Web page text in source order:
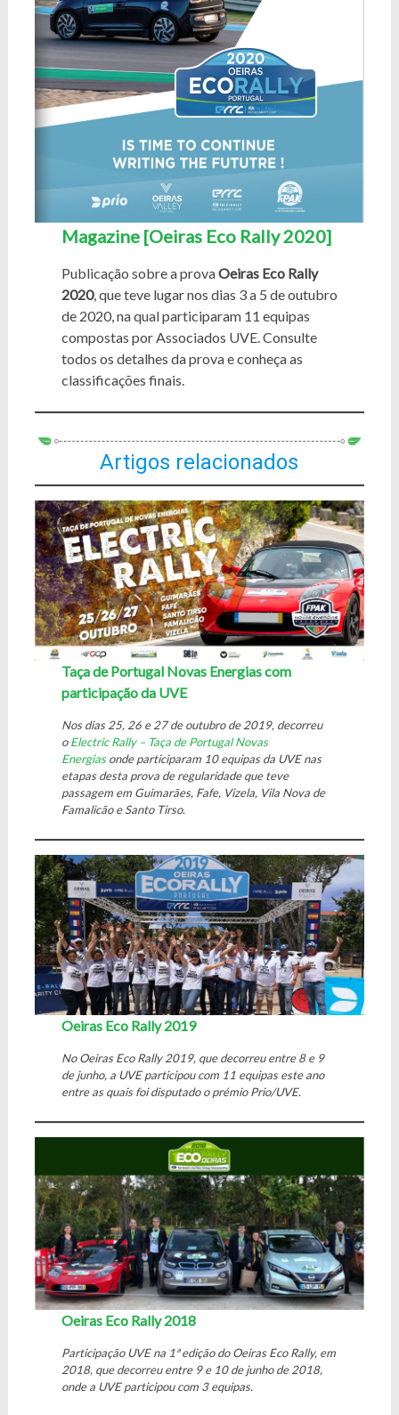
Magazine [Oeiras Eco Rally 2020]
Publicação sobre a provaOeiras Eco Rally
2020, que teve lugar nos dias 3 a 5 de outubro
de 2020, na qual participaram 11 equipas
compostas por Associados UVE. Consulte
todos os detalhes da prova e conheça as
classificações finais.
Artigos relacionados
Taça de Portugal Novas Energias com
participação da UVE
Nos dias 25, 26 e 27 de outubro de 2019, decorreu
oElectric Rally – Taça de Portugal Novas
Energiasonde participaram 10 equipas da UVE nas
etapas desta prova de regularidade que teve
passagem em Guimarães, Fafe, Vizela, Vila Nova de
Famalicão e Santo Tirso.
Oeiras Eco Rally 2019
No Oeiras Eco Rally 2019, que decorreu entre 8 e 9
de junho, a UVE participou com 11 equipas este ano
entre as quais foi disputado o prémio Prio/UVE.
Oeiras Eco Rally 2018
Participação UVE na 1ª edição do Oeiras Eco Rally, em
2018, que decorreu entre 9 e 10 de junho de 2018,
onde a UVE participou com 3 equipas.